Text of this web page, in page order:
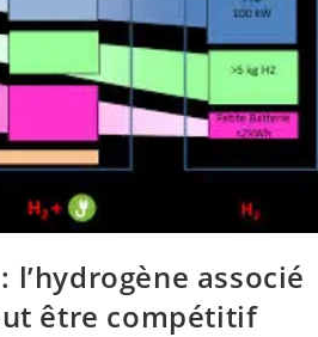
l’hydrogène associé
être compétitif